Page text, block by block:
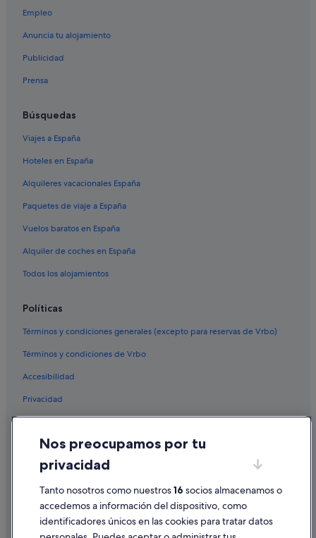
Casas de campo en Caldera
Hoteles de aventura en Arona
Campings de caravanas en Arona
Hoteles con piscina en Arona
B&B en Arona
Hoteles de 5 estrellas en Arona
Hoteles de golf en Arona
Villas en Arona
Hoteles de 4 estrellas en Arona
Empleo
Anuncia tu alojamiento
Publicidad
Prensa
Búsquedas
Viajes a España
Hoteles en España
Alquileres vacacionales España
Paquetes de viaje a España
Vuelos baratos en España
Alquiler de coches en España
Todos los alojamientos
Políticas
Términos y condiciones generales (excepto para reservas de Vrbo)
Términos y condiciones de Vrbo
Accesibilidad
Privacidad
Condiciones de uso
Información legal/contacto
Pautas sobre el contenido y cómo denunciar contenido
Ayuda
Nos preocupamos por tu
privacidad
Tanto nosotros como nuestros16 socios almacenamos o
accedemos a información del dispositivo, como
identificadores únicos en las cookies para tratar datos